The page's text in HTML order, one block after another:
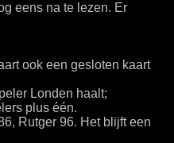
eens na te lezen. Er
ook een gesloten kaart
Londen haalt;
plus één.
Rutger 96. Het blijft een